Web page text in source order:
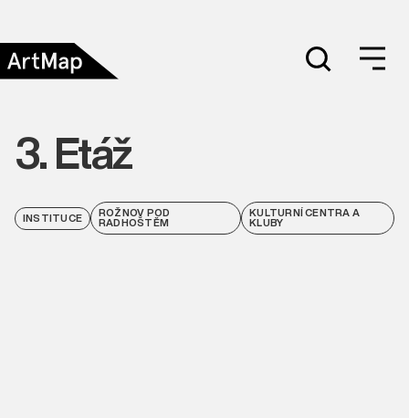
3. Etáž
INSTITUCE ROŽNOV POD
RADHOŠTĚM
KULTURNÍ CENTRA A
KLUBY